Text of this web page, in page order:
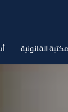
القانونية